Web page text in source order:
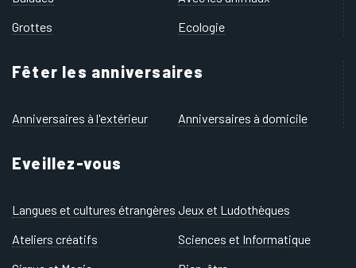
Grottes
Ecologie
Fêter les anniversaires
Anniversaires à l'extérieur Anniversaires à domicile
Eveillez-vous
Langues et cultures étrangères Jeux et Ludothèques
Ateliers créatifs
Sciences et Informatique